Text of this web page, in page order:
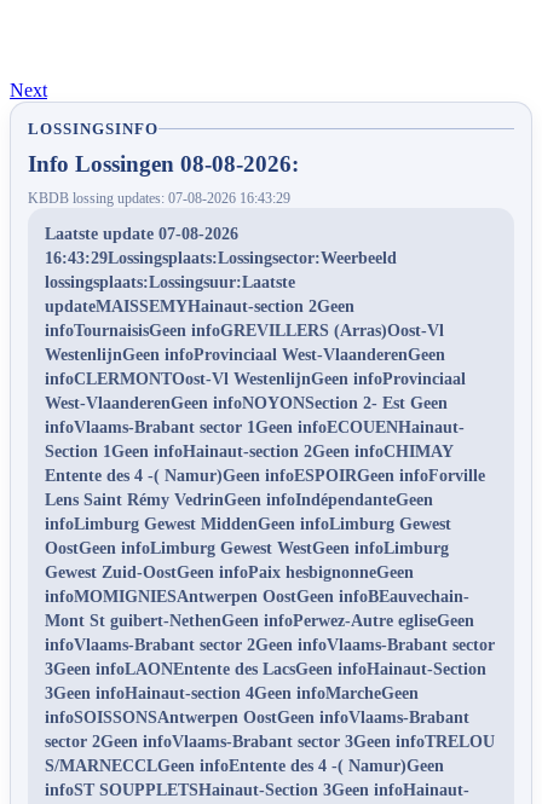
Next
LOSSINGSINFO
Info Lossingen 08-08-2026:
KBDB lossing updates: 07-08-2026 16:43:29
Laatste update 07-08-2026
16:43:29Lossingsplaats:Lossingsector:Weerbeeld
lossingsplaats:Lossingsuur:Laatste
updateMAISSEMYHainaut-section 2Geen
infoTournaisisGeen infoGREVILLERS (Arras)Oost-Vl
WestenlijnGeen infoProvinciaal West-VlaanderenGeen
infoCLERMONTOost-Vl WestenlijnGeen infoProvinciaal
West-VlaanderenGeen infoNOYONSection 2- Est Geen
infoVlaams-Brabant sector 1Geen infoECOUENHainaut-
Section 1Geen infoHainaut-section 2Geen infoCHIMAY
Entente des 4 -( Namur)Geen infoESPOIRGeen infoForville
Lens Saint Rémy VedrinGeen infoIndépendanteGeen
infoLimburg Gewest MiddenGeen infoLimburg Gewest
OostGeen infoLimburg Gewest WestGeen infoLimburg
Gewest Zuid-OostGeen infoPaix hesbignonneGeen
infoMOMIGNIESAntwerpen OostGeen infoBEauvechain-
Mont St guibert-NethenGeen infoPerwez-Autre egliseGeen
infoVlaams-Brabant sector 2Geen infoVlaams-Brabant sector
3Geen infoLAONEntente des LacsGeen infoHainaut-Section
3Geen infoHainaut-section 4Geen infoMarcheGeen
infoSOISSONSAntwerpen OostGeen infoVlaams-Brabant
sector 2Geen infoVlaams-Brabant sector 3Geen infoTRELOU
S/MARNECCLGeen infoEntente des 4 -( Namur)Geen
infoST SOUPPLETSHainaut-Section 3Geen infoHainaut-